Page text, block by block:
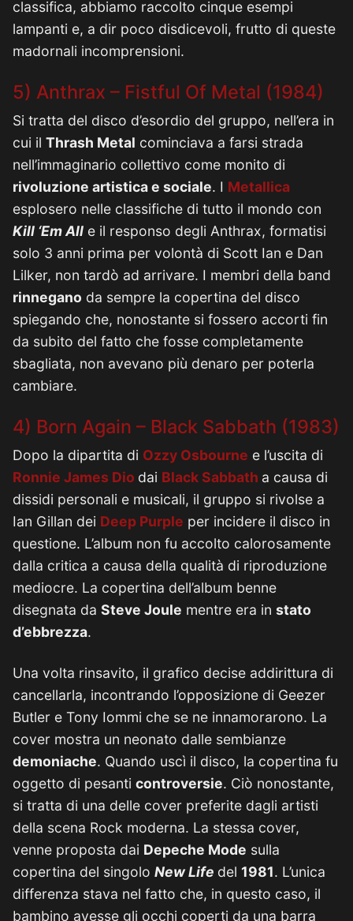
classifica, abbiamo raccolto cinque esempi
lampanti e, a dir poco disdicevoli, frutto di queste
madornali incomprensioni.
5) Anthrax – Fistful Of Metal (1984)
Si tratta del disco d’esordio del gruppo, nell’era in
cui il Thrash Metal cominciava a farsi strada
nell’immaginario collettivo come monito di
rivoluzione artistica e sociale. I Metallica
esplosero nelle classifiche di tutto il mondo con
Kill ‘Em All e il responso degli Anthrax, formatisi
solo 3 anni prima per volontà di Scott Ian e Dan
Lilker, non tardò ad arrivare. I membri della band
rinnegano da sempre la copertina del disco
spiegando che, nonostante si fossero accorti fin
da subito del fatto che fosse completamente
sbagliata, non avevano più denaro per poterla
cambiare.
4) Born Again – Black Sabbath (1983)
Dopo la dipartita di Ozzy Osbourne e l’uscita di
Ronnie James Dio dai Black Sabbath a causa di
dissidi personali e musicali, il gruppo si rivolse a
Ian Gillan dei Deep Purple per incidere il disco in
questione. L’album non fu accolto calorosamente
dalla critica a causa della qualità di riproduzione
mediocre. La copertina dell’album benne
disegnata da Steve Joule mentre era in stato
d’ebbrezza.
Una volta rinsavito, il grafico decise addirittura di
cancellarla, incontrando l’opposizione di Geezer
Butler e Tony Iommi che se ne innamorarono. La
cover mostra un neonato dalle sembianze
demoniache. Quando uscì il disco, la copertina fu
oggetto di pesanti controversie. Ciò nonostante,
si tratta di una delle cover preferite dagli artisti
della scena Rock moderna. La stessa cover,
venne proposta dai Depeche Mode sulla
copertina del singolo New Life del 1981. L’unica
differenza stava nel fatto che, in questo caso, il
bambino avesse gli occhi coperti da una barra